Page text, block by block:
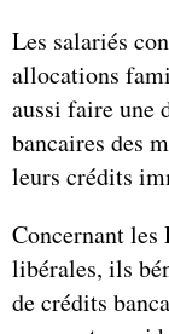
Les salariés
allocations
aussi faire une
bancaires des
leurs crédits
Concernant les
libérales, ils
de crédits